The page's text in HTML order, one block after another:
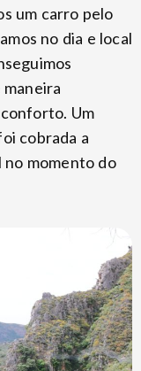
um carro pelo
no dia e local
Um
cobrada a
momento do